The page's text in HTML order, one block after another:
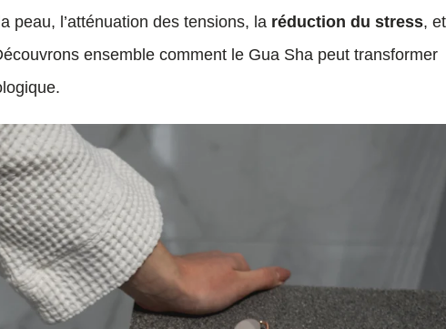
peau, l’atténuation des tensions, la réduction du stress, et
ensemble comment le Gua Sha peut transformer